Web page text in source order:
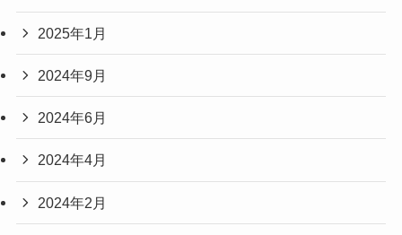
2025年1月
2024年9月
2024年6月
2024年4月
2024年2月